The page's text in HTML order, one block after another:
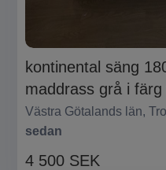
kontinental säng
maddrass grå i
Västra Götalands län,
sedan
4 500 SEK